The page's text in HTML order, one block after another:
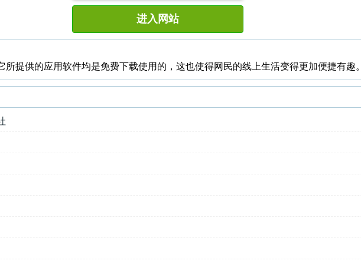
进入网站
提供的应用软件均是免费下载使用的，这也使得网民的线上生活变得更加便捷有趣。